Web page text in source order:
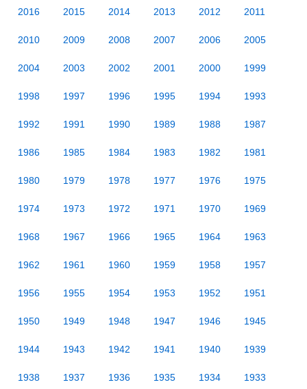
2016 2015 2014 2013 2012 2011
2010 2009 2008 2007 2006 2005
2004 2003 2002 2001 2000 1999
1998 1997 1996 1995 1994 1993
1992 1991 1990 1989 1988 1987
1986 1985 1984 1983 1982 1981
1980 1979 1978 1977 1976 1975
1974 1973 1972 1971 1970 1969
1968 1967 1966 1965 1964 1963
1962 1961 1960 1959 1958 1957
1956 1955 1954 1953 1952 1951
1950 1949 1948 1947 1946 1945
1944 1943 1942 1941 1940 1939
1938 1937 1936 1935 1934 1933